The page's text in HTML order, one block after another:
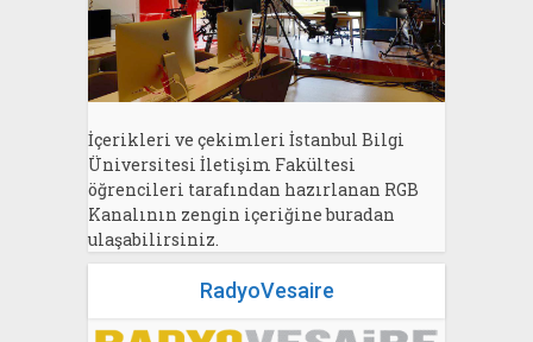
İçerikleri ve çekimleri İstanbul Bilgi
Üniversitesi İletişim Fakültesi
öğrencileri tarafından hazırlanan RGB
Kanalının zengin içeriğine buradan
ulaşabilirsiniz.
RadyoVesaire